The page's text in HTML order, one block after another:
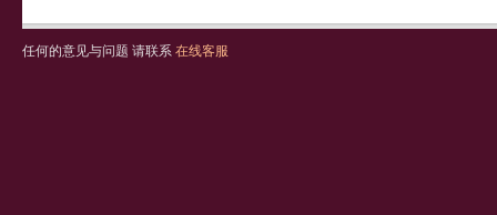
任何的意见与问题 请联系 在线客服